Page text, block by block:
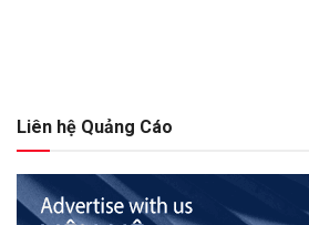
Liên hệ Quảng Cáo